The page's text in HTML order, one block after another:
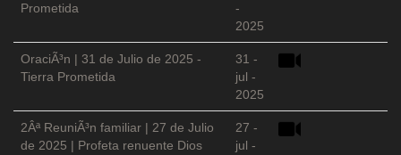
Prometida
-
2025
OraciÃ³n | 31 de Julio de 2025 -
Tierra Prometida
31 -
jul -
2025
2Âª ReuniÃ³n familiar | 27 de Julio
de 2025 | Profeta renuente Dios
27 -
jul -